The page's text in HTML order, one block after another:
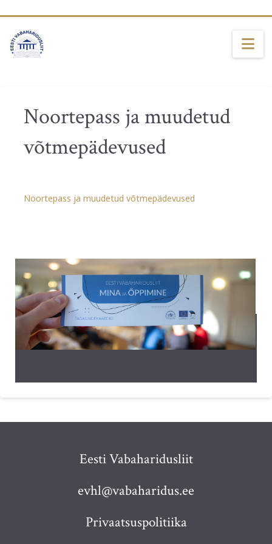
Noortepass ja muudetud
võtmepädevused
Noortepass ja muudetud võtmepädevused
Eesti Vabaharidusliit
evhl@vabaharidus.ee
Privaatsuspolitiika